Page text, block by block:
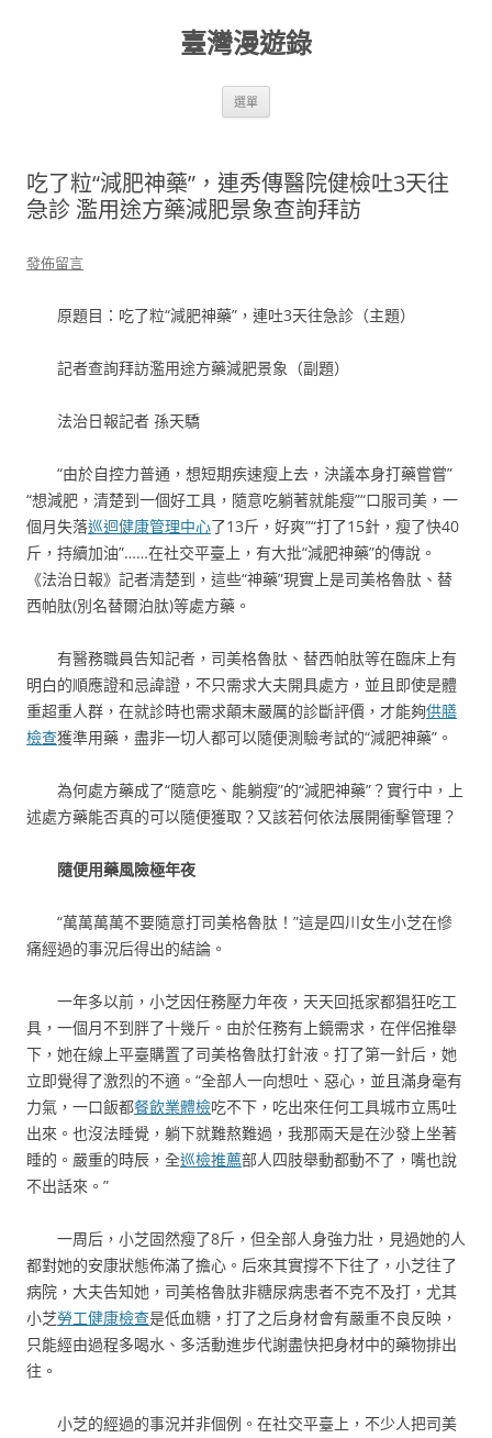
臺灣漫遊錄
選單
吃了粒“減肥神藥”，連秀傳醫院健檢吐3天往
急診 濫用途方藥減肥景象查詢拜訪
發佈留言
原題目：吃了粒“減肥神藥”，連吐3天往急診（主題）
記者查詢拜訪濫用途方藥減肥景象（副題）
法治日報記者 孫天驕
“由於自控力普通，想短期疾速瘦上去，決議本身打藥嘗嘗”
“想減肥，清楚到一個好工具，隨意吃躺著就能瘦”“口服司美，一
個月失落巡迴健康管理中心了13斤，好爽”“打了15針，瘦了快40
斤，持續加油”……在社交平臺上，有大批“減肥神藥”的傳說。
《法治日報》記者清楚到，這些“神藥”現實上是司美格魯肽、替
西帕肽(別名替爾泊肽)等處方藥。
有醫務職員告知記者，司美格魯肽、替西帕肽等在臨床上有
明白的順應證和忌諱證，不只需求大夫開具處方，並且即使是體
重超重人群，在就診時也需求顛末嚴厲的診斷評價，才能夠供膳
檢查獲準用藥，盡非一切人都可以隨便測驗考試的“減肥神藥”。
為何處方藥成了“隨意吃、能躺瘦”的“減肥神藥”？實行中，上
述處方藥能否真的可以隨便獲取？又該若何依法展開衝擊管理？
隨便用藥風險極年夜
“萬萬萬萬不要隨意打司美格魯肽！”這是四川女生小芝在慘
痛經過的事況后得出的結論。
一年多以前，小芝因任務壓力年夜，天天回抵家都猖狂吃工
具，一個月不到胖了十幾斤。由於任務有上鏡需求，在伴侶推舉
下，她在線上平臺購置了司美格魯肽打針液。打了第一針后，她
立即覺得了激烈的不適。“全部人一向想吐、惡心，並且滿身毫有
力氣，一口飯都餐飲業體檢吃不下，吃出來任何工具城市立馬吐
出來。也沒法睡覺，躺下就難熬難過，我那兩天是在沙發上坐著
睡的。嚴重的時辰，全巡檢推薦部人四肢舉動都動不了，嘴也說
不出話來。”
一周后，小芝固然瘦了8斤，但全部人身強力壯，見過她的人
都對她的安康狀態佈滿了擔心。后來其實撐不下往了，小芝往了
病院，大夫告知她，司美格魯肽非糖尿病患者不克不及打，尤其
小芝勞工健康檢查是低血糖，打了之后身材會有嚴重不良反映，
只能經由過程多喝水、多活動進步代謝盡快把身材中的藥物排出
往。
小芝的經過的事況并非個例。在社交平臺上，不少人把司美